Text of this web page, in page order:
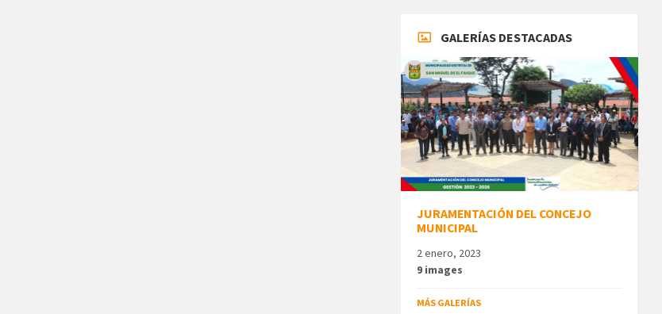
GALERÍAS DESTACADAS
JURAMENTACIÓN DEL CONCEJO
MUNICIPAL
2 enero, 2023
9 images
MÁS GALERÍAS